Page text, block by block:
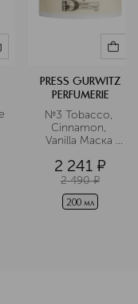
PRESS GURWITZ
PERFUMERIE
№3 Tobacco,
Cinnamon,
Vanilla Маска
кератином
2 241 ¤
2 490 ¤
200 мл